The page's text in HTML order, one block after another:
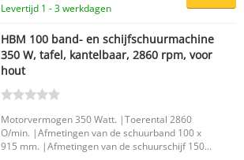
Levertijd 1 - 3 werkdagen
HBM 100 band- en schijfschuurmachine
350 W, tafel, kantelbaar, 2860 rpm, voor
hout
Motorvermogen 350 Watt. |Toerental 2860
O/min. |Afmetingen van de schuurband 100 x
915 mm. |Afmetingen van de schuurschijf 150